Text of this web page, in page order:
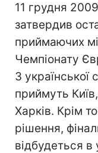
11 грудня
затвердив
приймаючих
Чемпіонату
З
приймуть
Харків. Крім
рішення,
відбудеться в